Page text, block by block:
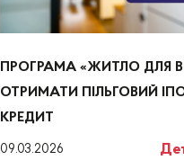
ПРОГРАМА «ЖИТЛО ДЛЯ
ОТРИМАТИ ПІЛЬГОВИЙ
КРЕДИТ
09.03.2026